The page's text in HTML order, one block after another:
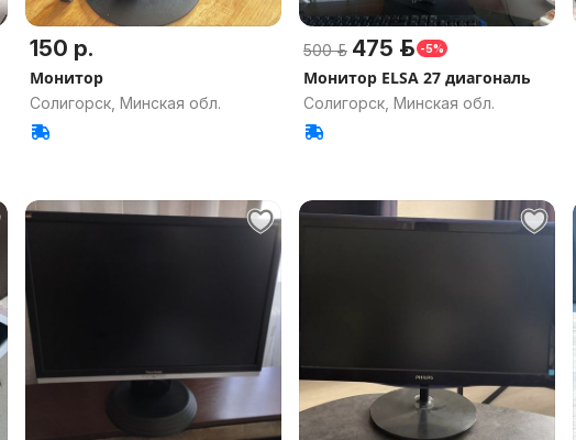
150 р.
Монитор
Солигорск, Минская обл.
500 р. 475 р. -5%
Монитор ELSA 27 диагональ
Солигорск, Минская обл.